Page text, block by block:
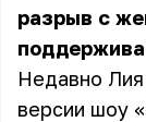
разрыв с
Недавно Лия
версии шоу